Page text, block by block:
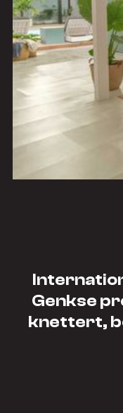
Genkse
knettert,